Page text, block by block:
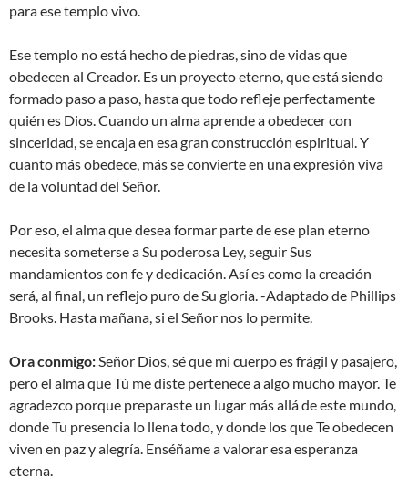
para ese templo vivo.
Ese templo no está hecho de piedras, sino de vidas que
obedecen al Creador. Es un proyecto eterno, que está siendo
formado paso a paso, hasta que todo refleje perfectamente
quién es Dios. Cuando un alma aprende a obedecer con
sinceridad, se encaja en esa gran construcción espiritual. Y
cuanto más obedece, más se convierte en una expresión viva
de la voluntad del Señor.
Por eso, el alma que desea formar parte de ese plan eterno
necesita someterse a Su poderosa Ley, seguir Sus
mandamientos con fe y dedicación. Así es como la creación
será, al final, un reflejo puro de Su gloria. -Adaptado de Phillips
Brooks. Hasta mañana, si el Señor nos lo permite.
Ora conmigo:Señor Dios, sé que mi cuerpo es frágil y pasajero,
pero el alma que Tú me diste pertenece a algo mucho mayor. Te
agradezco porque preparaste un lugar más allá de este mundo,
donde Tu presencia lo llena todo, y donde los que Te obedecen
viven en paz y alegría. Enséñame a valorar esa esperanza
eterna.